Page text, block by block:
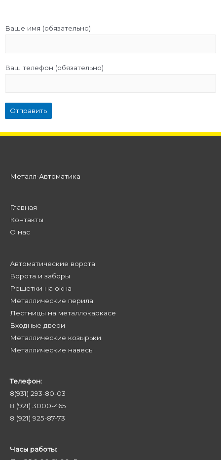
Ваше имя (обязательно)
Ваш телефон (обязательно)
Металл-Автоматика
Главная
Контакты
О нас
Автоматические ворота
Ворота и заборы
Решетки на окна
Металлические перила
Лестницы на металлокаркасе
Входные двери
Металлические козырьки
Металлические навесы
Телефон:
8(931) 293-80-03
8 (921) 3000-465
8 (921) 925-87-73
Часы работы: